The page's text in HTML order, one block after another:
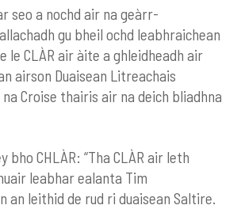
seo a nochd air na geàrr-
gu bheil ochd leabhraichean
le CLÀR air àite a ghleidheadh air
airson Duaisean Litreachais
Croise thairis air na deich bliadhna
bho CHLÀR: “Tha CLÀR air leth
leabhar ealanta Tim
an leithid de rud ri duaisean Saltire.